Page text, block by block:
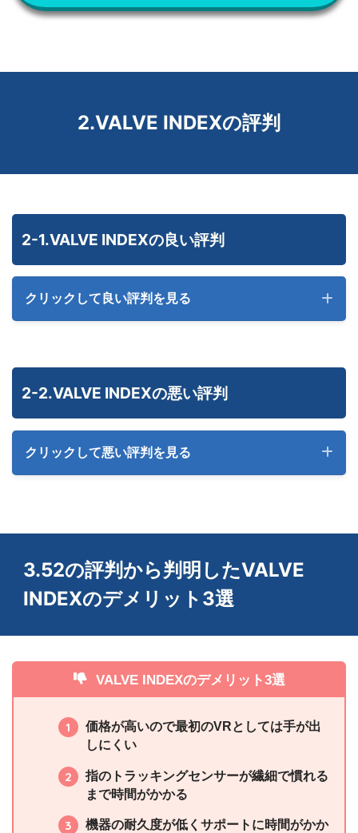
2.VALVE INDEXの評判
2-1.VALVE INDEXの良い評判
クリックして良い評判を見る
映像が綺麗
(0)
ずっとRift Sをメインで使ってたのだけどフルトラを機に
安定してる
Quest2は画質いいけど視野角が狭くて水中メガネしてる
気分になるからValve Indexとかのほうがいいぞ（悪魔の
これで映画見たい！
2-2.VALVE INDEXの悪い評判
クリックして悪い評判を見る
と言わざるを得ない（新品3日目で故障した人の感想）
(0)
3.52の評判から判明したVALVE
INDEXのデメリット3選
VALVE INDEXのデメリット3選
価格が高いので最初のVRとしては手が出
しにくい
指のトラッキングセンサーが繊細で慣れる
まで時間がかかる
機器の耐久度が低くサポートに時間がかか